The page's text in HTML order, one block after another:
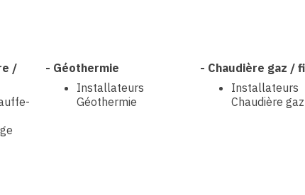
/
- Géothermie
Installateurs
Géothermie
- Chaudière gaz /
Installateurs
Chaudière gaz